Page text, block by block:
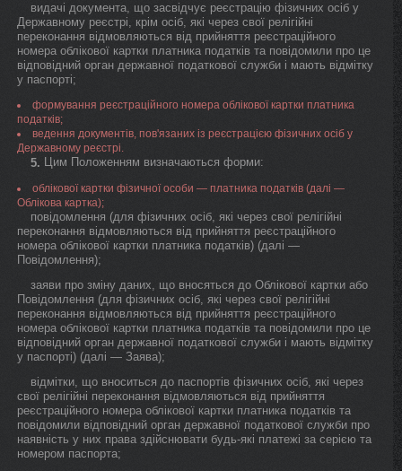
видачі документа, що засвідчує реєстрацію фізичних осіб у
Державному реєстрі, крім осіб, які через свої релігійні
переконання відмовляються від прийняття реєстраційного
номера облікової картки платника податків та повідомили про це
відповідний орган державної податкової служби і мають відмітку
у паспорті;
формування реєстраційного номера облікової картки платника
податків;
ведення документів, пов'язаних із реєстрацією фізичних осіб у
Державному реєстрі.
5. Цим Положенням визначаються форми:
облікової картки фізичної особи — платника податків (далі —
Облікова картка);
повідомлення (для фізичних осіб, які через свої релігійні
переконання відмовляються від прийняття реєстраційного
номера облікової картки платника податків) (далі —
Повідомлення);
заяви про зміну даних, що вносяться до Облікової картки або
Повідомлення (для фізичних осіб, які через свої релігійні
переконання відмовляються від прийняття реєстраційного
номера облікової картки платника податків та повідомили про це
відповідний орган державної податкової служби і мають відмітку
у паспорті) (далі — Заява);
відмітки, що вноситься до паспортів фізичних осіб, які через
свої релігійні переконання відмовляються від прийняття
реєстраційного номера облікової картки платника податків та
повідомили відповідний орган державної податкової служби про
наявність у них права здійснювати будь-які платежі за серією та
номером паспорта;